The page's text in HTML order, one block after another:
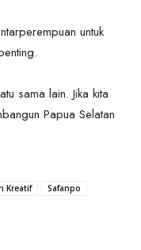
untuk
sama lain. Jika kita
Papua Selatan
Kreatif Safanpo